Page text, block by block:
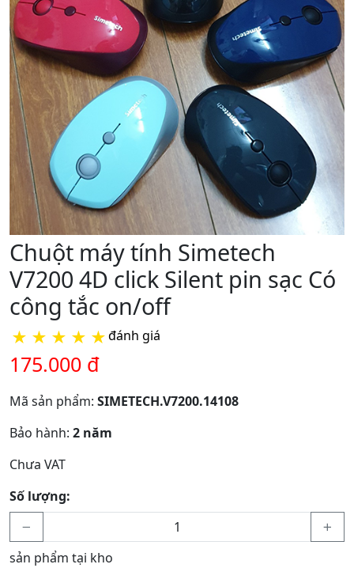
Chuột máy tính Simetech
V7200 4D click Silent pin sạc Có
công tắc on/off
★ ★ ★ ★ ★đánh giá
175.000 đ
Mã sản phẩm: SIMETECH.V7200.14108
Bảo hành: 2 năm
Chưa VAT
Số lượng:
sản phẩm tại kho